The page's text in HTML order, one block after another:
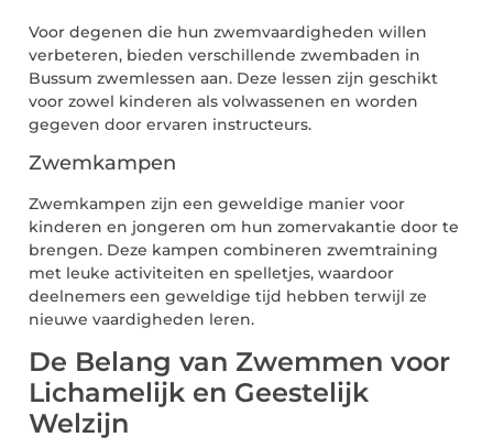
Voor degenen die hun zwemvaardigheden willen
verbeteren, bieden verschillende zwembaden in
Bussum zwemlessen aan. Deze lessen zijn geschikt
voor zowel kinderen als volwassenen en worden
gegeven door ervaren instructeurs.
Zwemkampen
Zwemkampen zijn een geweldige manier voor
kinderen en jongeren om hun zomervakantie door te
brengen. Deze kampen combineren zwemtraining
met leuke activiteiten en spelletjes, waardoor
deelnemers een geweldige tijd hebben terwijl ze
nieuwe vaardigheden leren.
De Belang van Zwemmen voor
Lichamelijk en Geestelijk
Welzijn